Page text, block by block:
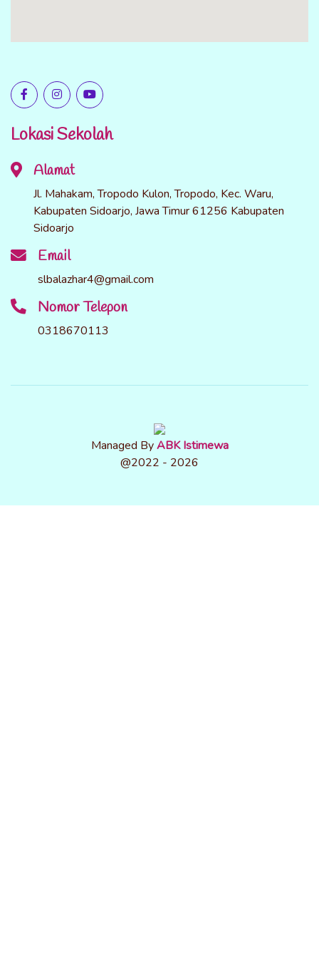
Lokasi Sekolah
Alamat
Jl. Mahakam, Tropodo Kulon, Tropodo, Kec. Waru,
Kabupaten Sidoarjo, Jawa Timur 61256 Kabupaten
Sidoarjo
Email
slbalazhar4@gmail.com
Nomor Telepon
0318670113
Managed ByABK Istimewa
@2022 - 2026